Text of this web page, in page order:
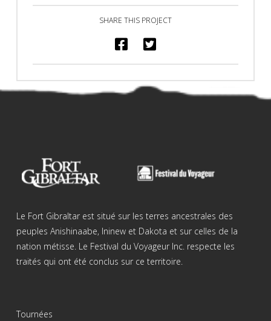
SHARE THIS PROJECT
Le Fort Gibraltar est situé sur les terres ancestrales des
peuples Anishinaabe, Ininew et Dakota et sur celles de la
nation métisse. Le Festival du Voyageur Inc. respecte les
traités qui ont été conclus sur ce territoire.
Tournées